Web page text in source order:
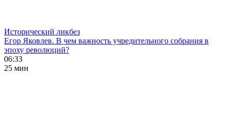
Исторический ликбез
Егор Яковлев. В чем важность учредительного собрания в
эпоху революций?
06:33
25 мин